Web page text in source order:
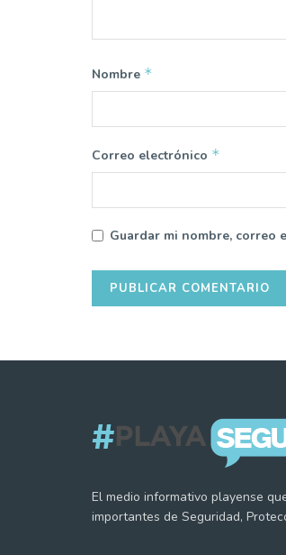
Nombre *
Correo electrónico *
Guardar mi nombre, correo
El medio informativo playense
importantes de Seguridad,